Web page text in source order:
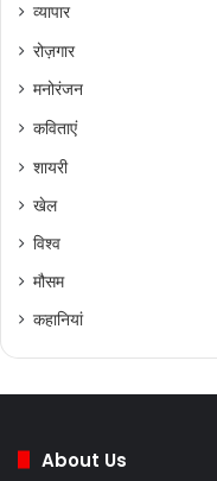
व्यापार
रोज़गार
मनोरंजन
कविताएं
शायरी
खेल
विश्व
मौसम
कहानियां
About Us